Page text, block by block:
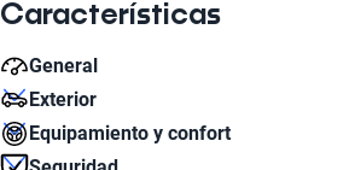
Características
General
2.0
Exterior
Diámetro de Rin
Equipamiento y confort